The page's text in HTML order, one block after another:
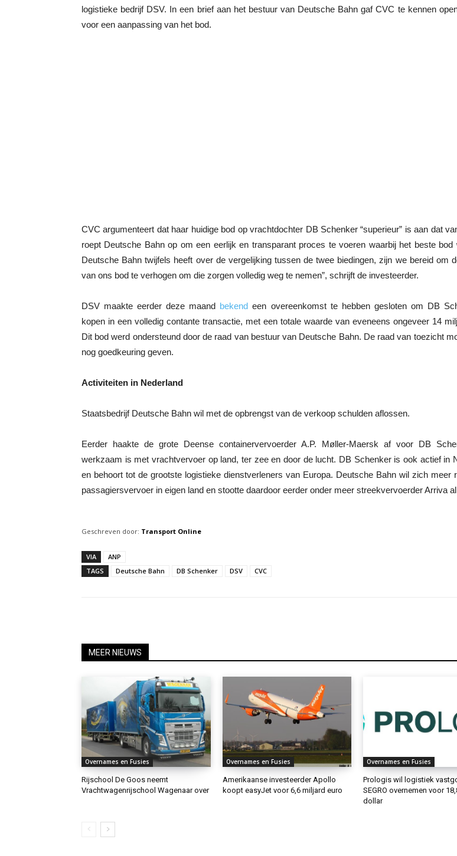
logistieke bedrijf DSV. In een brief aan het bestuur van Deutsche Bahn gaf CVC te kennen
voor een aanpassing van het bod.
CVC argumenteert dat haar huidige bod op vrachtdochter DB Schenker “superieur” is aan dat
roept Deutsche Bahn op om een eerlijk en transparant proces te voeren waarbij het beste bod
Deutsche Bahn twijfels heeft over de vergelijking tussen de twee biedingen, zijn we bereid om
van ons bod te verhogen om die zorgen volledig weg te nemen”, schrijft de investeerder.
DSV maakte eerder deze maand bekend een overeenkomst te hebben gesloten om DB
kopen in een volledig contante transactie, met een totale waarde van eveneens ongeveer 14
Dit bod werd ondersteund door de raad van bestuur van Deutsche Bahn. De raad van toezicht
nog goedkeuring geven.
Activiteiten in Nederland
Staatsbedrijf Deutsche Bahn wil met de opbrengst van de verkoop schulden aflossen.
Eerder haakte de grote Deense containervervoerder A.P. Møller-Maersk af voor DB
werkzaam is met vrachtvervoer op land, ter zee en door de lucht. DB Schenker is ook actief in
en behoort tot de grootste logistieke dienstverleners van Europa. Deutsche Bahn wil zich meer
passagiersvervoer in eigen land en stootte daardoor eerder onder meer streekvervoerder Arriva
Geschreven door: Transport Online
VIA
ANP
TAGS
Deutsche Bahn DB Schenker DSV CVC
MEER NIEUWS
Overnames en Fusies
Rijschool De Goos neemt
Vrachtwagenrijschool Wagenaar over
Overnames en Fusies
Amerikaanse investeerder Apollo
koopt easyJet voor 6,6 miljard euro
Overnames en Fusies
Prologis wil logistiek
SEGRO overnemen voor
dollar